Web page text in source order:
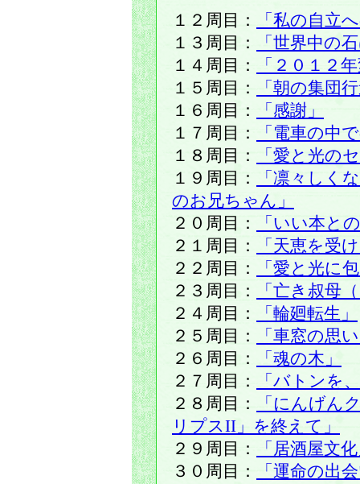
１２周目：
「私の自立
１３周目：
「世界中の
１４周目：
「２０１２
１５周目：
「朝の集団
１６周目：
「感謝」
１７周目：
「電車の中
１８周目：
「愛と光の
１９周目：
「凛々しく
のお兄ちゃん」
２０周目：
「いい本と
２１周目：
「天恵を受
２２周目：
「愛と光に
２３周目：
「亡き叔母
２４周目：
「輪廻転生」
２５周目：
「車窓の思
２６周目：
「魂の木」
２７周目：
「バトンを
２８周目：
「にんげん
リプスII」を終えて」
２９周目：
「居酒屋文
３０周目：
「運命の出